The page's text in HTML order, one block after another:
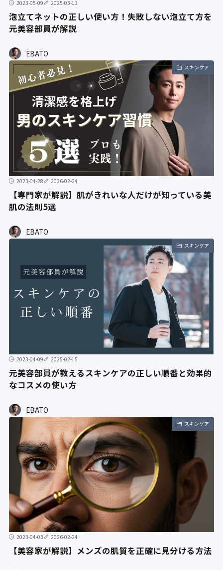
2023-05-09 2025-03-13
泡立てネットの正しい使い方！失敗しない泡立て方を
元美容部員が解説
EBATO
スキンケア
2023-04-28 2026-02-24
【専門家が解説】肌がきれいな人だけが知っている美
肌の法則5選
EBATO
スキンケア
2023-04-09 2025-02-15
元美容部員が教えるスキンケアの正しい順番と効果的
なコスメの使い方
EBATO
スキンケア
2023-04-03 2026-02-24
【美容家が解説】メンズの肌質を正確に見分ける方法